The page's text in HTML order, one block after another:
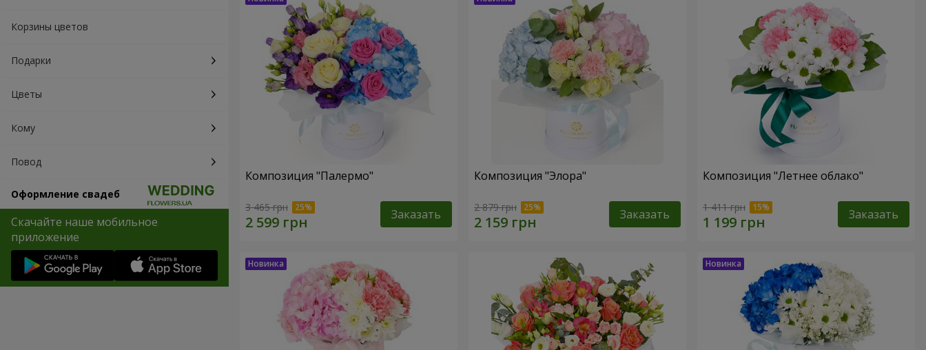
Корзины цветов
Подарки
Цветы
Кому
Повод
Оформление свадеб
Скачайте наше мобильное
приложение
Композиция "Палермо"
3 465 грн Заказать
Композиция "Элора"
2 879 грн Заказать
Композиция "Летнее облако"
1 411 грн Заказать